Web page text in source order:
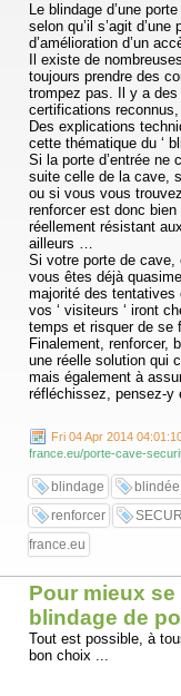
Le blindage d’une
selon qu’il s’agit
d’amélioration d’un
Il existe de
toujours prendre des
trompez pas. Il y a
certifications
Des explications
cette thématique du ‘
Si la porte d’entrée ne
suite celle de la cave,
ou si vous vous
renforcer est donc
réellement résistant
ailleurs …
Si votre porte de cave,
vous êtes déjà
majorité des tentatives
vos ‘ visiteurs ‘ iront
temps et risquer de se
Finalement, renforcer,
une réelle solution qui
mais également à
réfléchissez, pensez-y
Fri 04 Apr 2014
france.eu/porte-cave-
blindage blindée
renforcer
france.eu
Pour mieux
blindage de
Tout est possible, à
bon choix ...